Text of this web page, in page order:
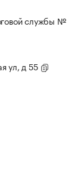
службы №
ул, д 55